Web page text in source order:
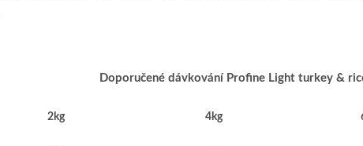
Doporučené dávkování Profine Light turkey &
2kg 4kg